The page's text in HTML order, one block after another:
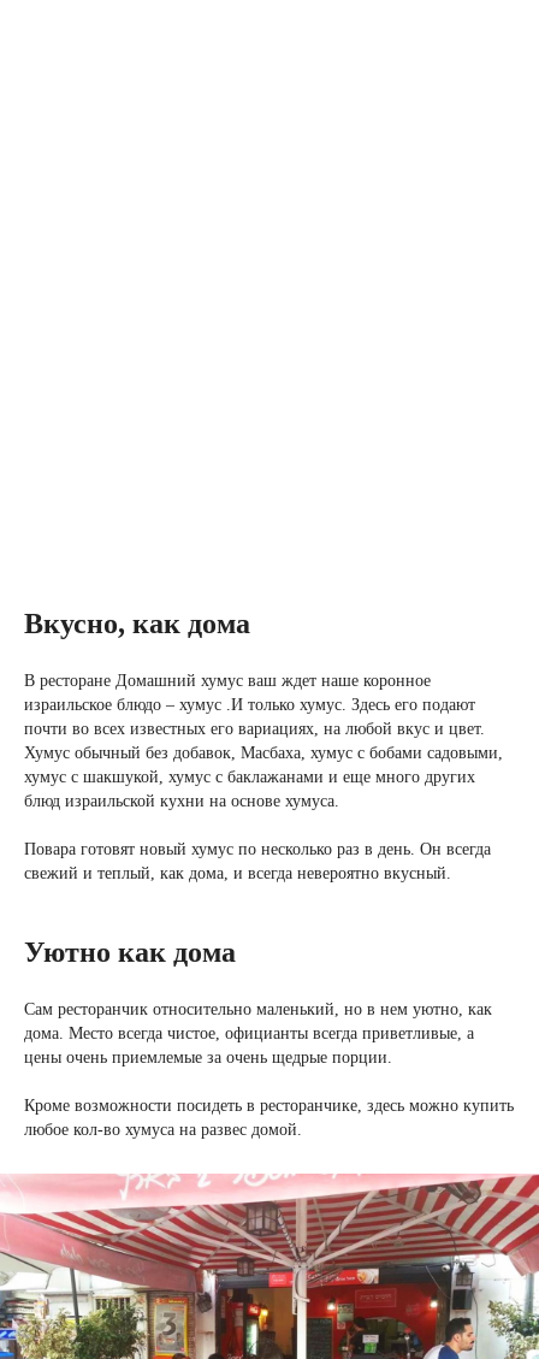
Вкусно, как дома
В ресторане Домашний хумус ваш ждет наше коронное
израильское блюдо – хумус .И только хумус. Здесь его подают
почти во всех известных его вариациях, на любой вкус и цвет.
Хумус обычный без добавок, Масбаха, хумус с бобами садовыми,
хумус с шакшукой, хумус с баклажанами и еще много других
блюд израильской кухни на основе хумуса.
Повара готовят новый хумус по несколько раз в день. Он всегда
свежий и теплый, как дома, и всегда невероятно вкусный.
Уютно как дома
Сам ресторанчик относительно маленький, но в нем уютно, как
дома. Место всегда чистое, официанты всегда приветливые, а
цены очень приемлемые за очень щедрые порции.
Кроме возможности посидеть в ресторанчике, здесь можно купить
любое кол-во хумуса на развес домой.